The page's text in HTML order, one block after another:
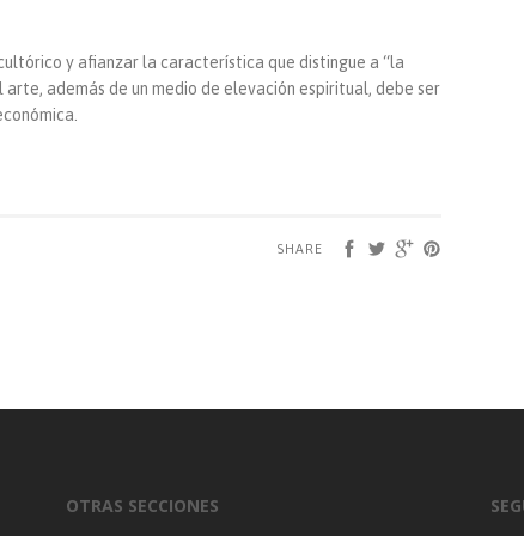
y afianzar la característica que distingue a “la
arte, además de un medio de elevación espiritual, debe ser
SHARE
OTRAS SECCIONES